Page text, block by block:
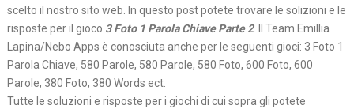
scelto il nostro sito web. In questo post potete trovare le solizioni e le
risposte per il gioco 3 Foto 1 Parola Chiave Parte 2. Il Team Emillia
Lapina/Nebo Apps è conosciuta anche per le seguenti gioci: 3 Foto 1
Parola Chiave, 580 Parole, 580 Parole, 580 Foto, 600 Foto, 600
Parole, 380 Foto, 380 Words ect.
Tutte le soluzioni e risposte per i giochi di cui sopra gli potete